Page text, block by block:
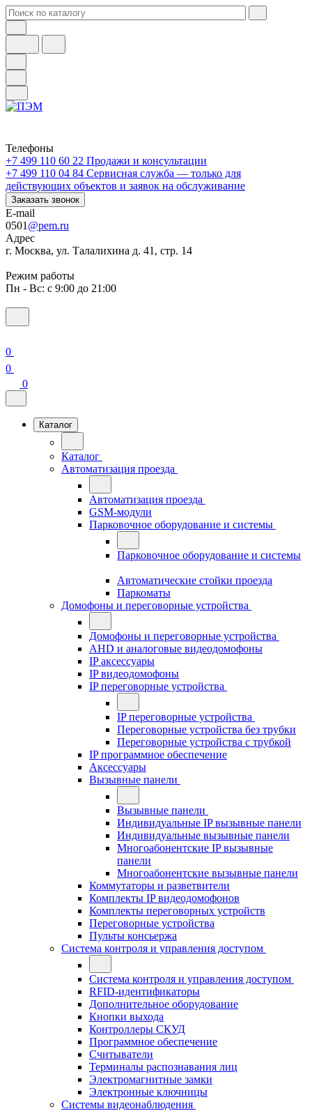
Телефоны
+7 499 110 60 22 Продажи и консультации
+7 499 110 04 84 Сервисная служба — только для
действующих объектов и заявок на обслуживание
Заказать звонок
E-mail
0501 @pem.ru
Адрес
г. Москва, ул. Талалихина д. 41, стр. 14
Режим работы
Пн - Вс: с 9:00 до 21:00
0
0
0
Каталог
Каталог
Автоматизация проезда
Автоматизация проезда
GSM-модули
Парковочное оборудование и системы
Парковочное оборудование и системы
Автоматические стойки проезда
Паркоматы
Домофоны и переговорные устройства
Домофоны и переговорные устройства
AHD и аналоговые видеодомофоны
IP аксессуары
IP видеодомофоны
IP переговорные устройства
IP переговорные устройства
Переговорные устройства без трубки
Переговорные устройства с трубкой
IP программное обеспечение
Аксессуары
Вызывные панели
Вызывные панели
Индивидуальные IP вызывные панели
Индивидуальные вызывные панели
Многоабонентские IP вызывные
панели
Многоабонентские вызывные панели
Коммутаторы и разветвители
Комплекты IP видеодомофонов
Комплекты переговорных устройств
Переговорные устройства
Пульты консьержа
Система контроля и управления доступом
Система контроля и управления доступом
RFID-идентификаторы
Дополнительное оборудование
Кнопки выхода
Контроллеры СКУД
Программное обеспечение
Считыватели
Терминалы распознавания лиц
Электромагнитные замки
Электронные ключницы
Системы видеонаблюдения